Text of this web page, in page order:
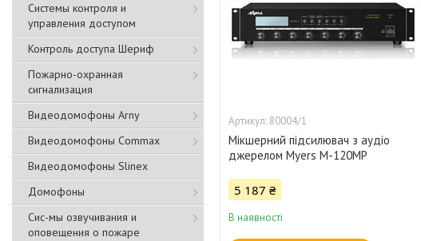
Системы контроля и
управления доступом
Контроль доступа Шериф
Пожарно-охранная
сигнализация
Видеодомофоны Arny
Видеодомофоны Commax
Видеодомофоны Slinex
Домофоны
Сис-мы озвучивания и
оповещения о пожаре
80004/1
Мікшерний підсилювач з аудіо
джерелом Myers M-120MP
5 187 ₴
В наявності